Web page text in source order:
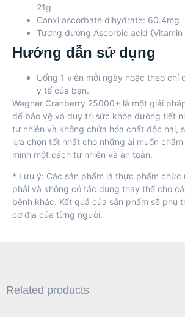
21g
Canxi ascorbate dihydrate: 60.4mg
Tương đương Ascorbic acid (Vitamin
Hướng dẫn sử dụng
Uống 1 viên mỗi ngày hoặc theo chỉ
y tế của bạn.
Wagner Cranberry 25000+ là một giải
để bảo vệ và duy trì sức khỏe đường tiết
tự nhiên và không chứa hóa chất độc hại,
lựa chọn tốt nhất cho những ai muốn
mình một cách tự nhiên và an toàn.
* Lưu ý: Các sản phẩm là thực phẩm chức
phải và không có tác dụng thay thế cho
bệnh khác. Kết quả của sản phẩm sẽ phụ
cơ địa của từng người.
Related products